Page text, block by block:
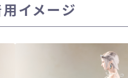
ショートパンツ
イメージ